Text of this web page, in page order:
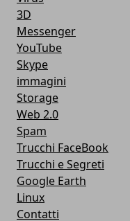
3D
Messenger
YouTube
Skype
immagini
Storage
Web 2.0
Spam
Trucchi FaceBook
Trucchi e Segreti
Google Earth
Linux
Contatti